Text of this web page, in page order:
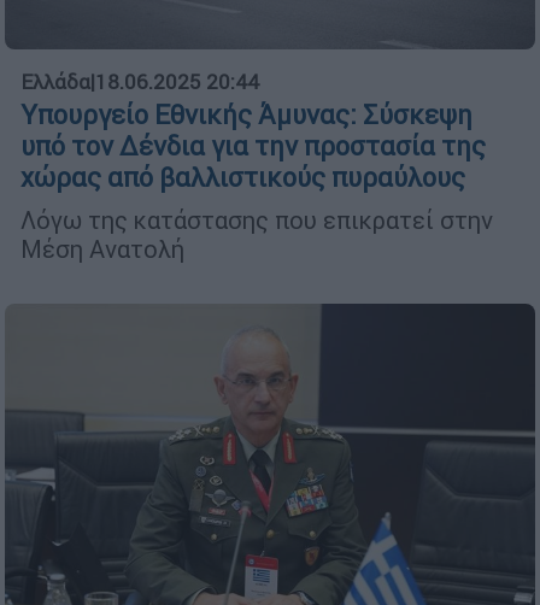
Ελλάδα|18.06.2025 20:44
Υπουργείο Εθνικής Άμυνας: Σύσκεψη
υπό τον Δένδια για την προστασία της
χώρας από βαλλιστικούς πυραύλους
Λόγω της κατάστασης που επικρατεί στην
Μέση Ανατολή